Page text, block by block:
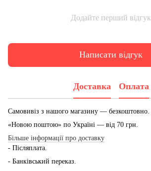
Додайте перший відгук
Написати відгук
Доставка Оплата
Самовивіз з нашого магазину — безкоштовно.
«Новою поштою» по Україні — від 70 грн.
Більше інформації про доставку
- Післяплата.
- Банківський переказ.